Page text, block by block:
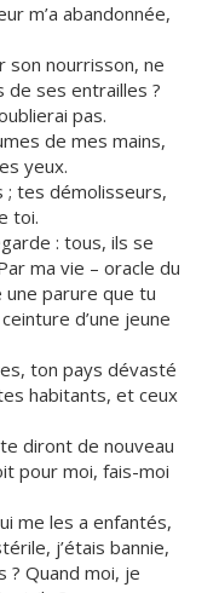
m’a abandonnée,
son nourrisson, ne
ses entrailles ?
pas.
de mes mains,
yeux.
; tes démolisseurs,
toi.
: tous, ils se
ma vie – oracle du
une parure que tu
d’une jeune
ton pays dévasté
habitants, et ceux
diront de nouveau
pour moi, fais-moi
me les a enfantés,
j’étais bannie,
? Quand moi, je